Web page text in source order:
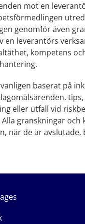
mot en
genomför även
en leverantörs
kompetens
baserat på
tips,
eller utfall vid
granskningar och
när de är avslutade,